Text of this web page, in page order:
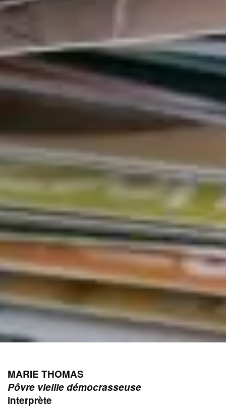
MARIE THOMAS
Pôvre vieille démocrasseuse
interprète